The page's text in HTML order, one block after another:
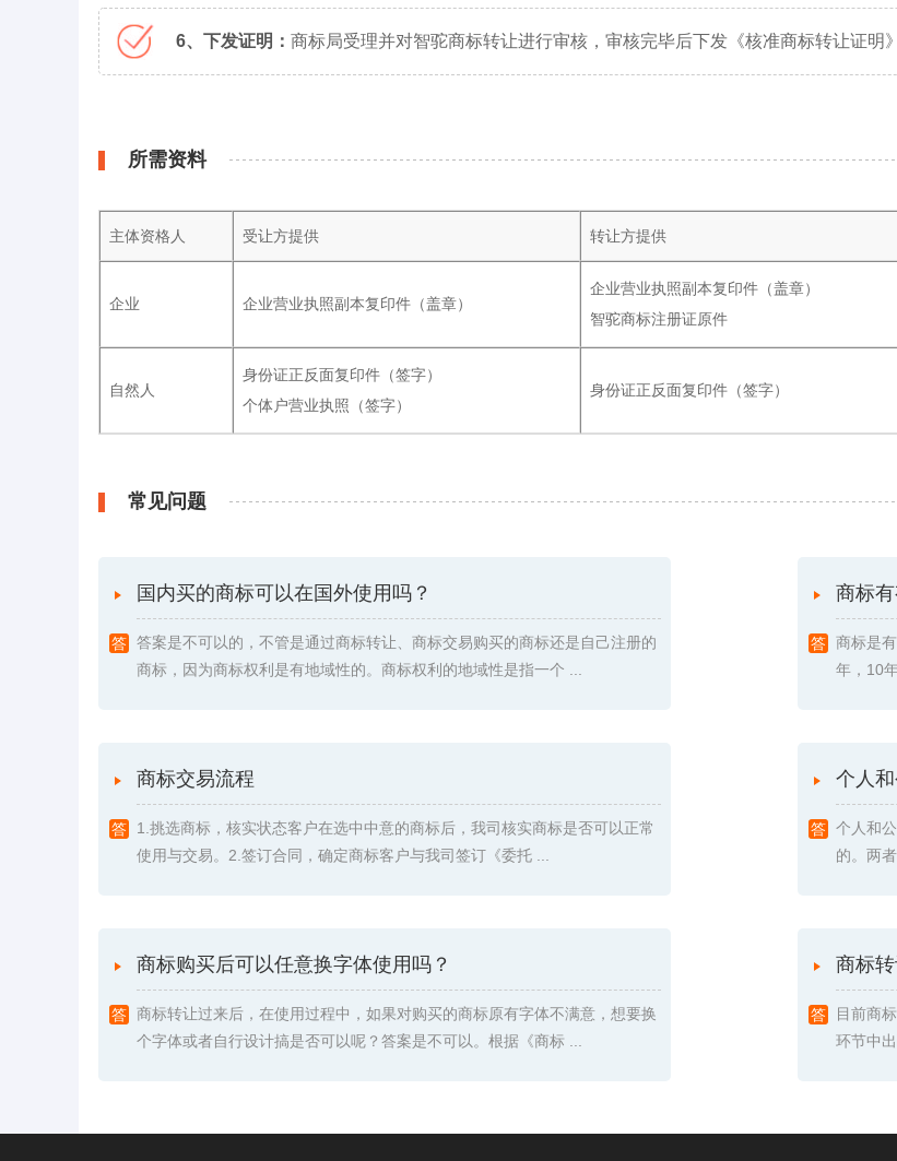
6、下发证明： 商标局受理并对智驼商标转让进行审核，审核完毕后下发《核准商标转让证明
所需资料
主体资格人 受让方提供 转让方提供
企业 企业营业执照副本复印件（盖章）
企业营业执照副本复印件（盖章）
智驼商标注册证原件
自然人
身份证正反面复印件（签字）
个体户营业执照（签字）
身份证正反面复印件（签字）
常见问题
国内买的商标可以在国外使用吗？
答案是不可以的，不管是通过商标转让、商标交易购买的商标还是自己注册的
商标，因为商标权利是有地域性的。商标权利的地域性是指一个 ...
商标
商标是
年，10
商标交易流程
1.挑选商标，核实状态客户在选中中意的商标后，我司核实商标是否可以正常
使用与交易。2.签订合同，确定商标客户与我司签订《委托 ...
个人
个人和
的。两
商标购买后可以任意换字体使用吗？
商标转让过来后，在使用过程中，如果对购买的商标原有字体不满意，想要换
个字体或者自行设计搞是否可以呢？答案是不可以。根据《商标 ...
商标
目前商
环节中